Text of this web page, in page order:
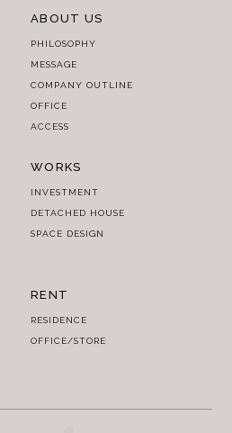
ABOUT US
PHILOSOPHY
MESSAGE
COMPANY OUTLINE
OFFICE
ACCESS
WORKS
INVESTMENT
DETACHED HOUSE
SPACE DESIGN
RENT
RESIDENCE
OFFICE/STORE